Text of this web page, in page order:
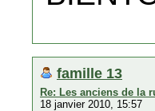
famille 13
Re: Les anciens de la
18 janvier 2010, 15:57